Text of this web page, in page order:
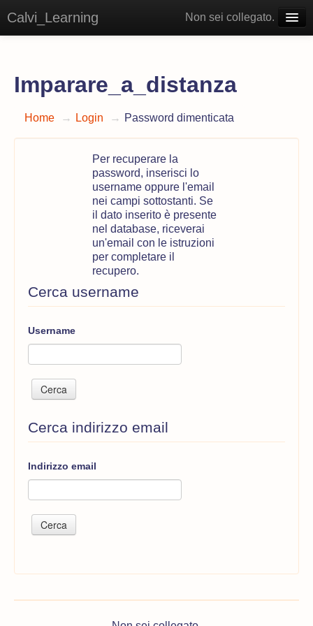
Calvi_Learning Non sei collegato.
Imparare_a_distanza
Home → Login → Password dimenticata
Per recuperare la
password, inserisci lo
username oppure l'email
nei campi sottostanti. Se
il dato inserito è presente
nel database, riceverai
un'email con le istruzioni
per completare il
recupero.
Cerca username
Username
Cerca indirizzo email
Indirizzo email